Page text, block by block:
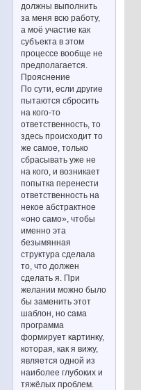
должны выполнить
за меня всю работу,
а моё участие как
субъекта в этом
процессе вообще не
предполагается.
Прояснение
По сути, если другие
пытаются сбросить
на кого-то
ответственность, то
здесь происходит то
же самое, только
сбрасывать уже не
на кого, и возникает
попытка перенести
ответственность на
некое абстрактное
«оно само», чтобы
именно эта
безымянная
структура сделала
то, что должен
сделать я. При
желании можно было
бы заменить этот
шаблон, но сама
программа
формирует картинку,
которая, как я вижу,
является одной из
наиболее глубоких и
тяжёлых проблем.